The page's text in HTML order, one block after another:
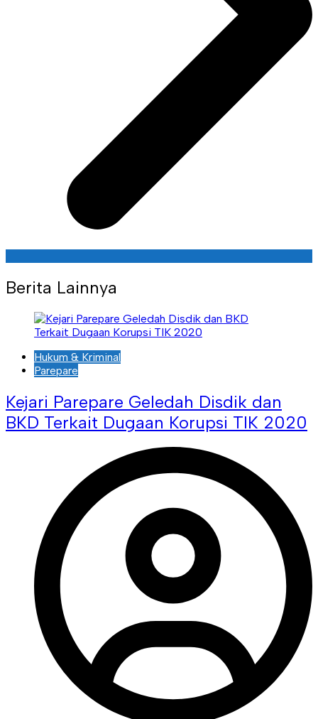
Berita Lainnya
Hukum & Kriminal
Parepare
Kejari Parepare Geledah Disdik dan
BKD Terkait Dugaan Korupsi TIK 2020